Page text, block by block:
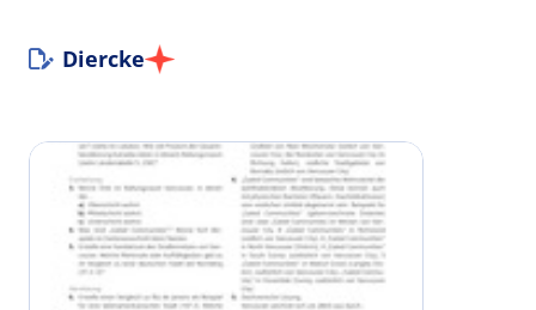
Diercke